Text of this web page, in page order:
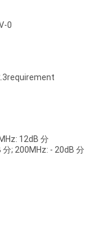
0
12dB 分
; 200MHz: - 20dB 分